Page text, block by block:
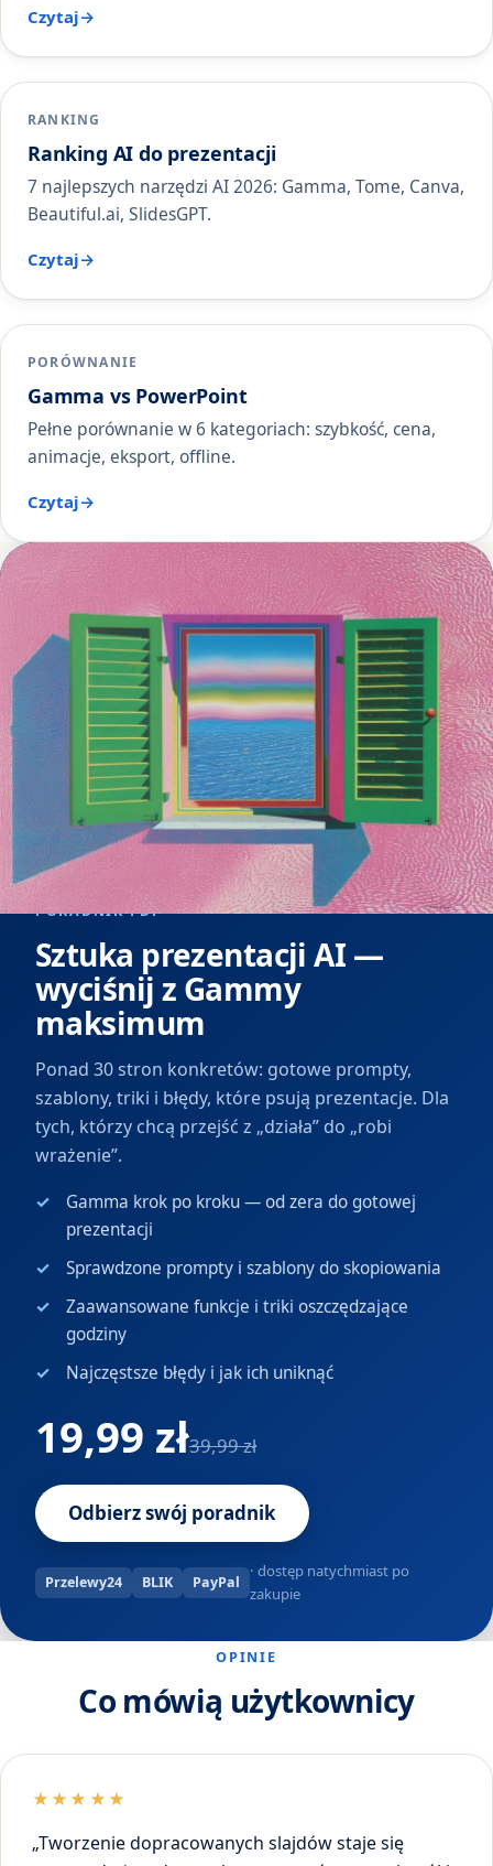
Czytaj
RANKING
Ranking AI do prezentacji
7 najlepszych narzędzi AI 2026: Gamma, Tome, Canva,
Beautiful.ai, SlidesGPT.
Czytaj
PORÓWNANIE
Gamma vs PowerPoint
Pełne porównanie w 6 kategoriach: szybkość, cena,
animacje, eksport, offline.
Czytaj
PORADNIK PDF
Sztuka prezentacji AI —
wyciśnij z Gammy
maksimum
Ponad 30 stron konkretów: gotowe prompty,
szablony, triki i błędy, które psują prezentacje. Dla
tych, którzy chcą przejść z „działa” do „robi
wrażenie”.
Gamma krok po kroku — od zera do gotowej
prezentacji
Sprawdzone prompty i szablony do skopiowania
Zaawansowane funkcje i triki oszczędzające
godziny
Najczęstsze błędy i jak ich uniknąć
19,99 zł39,99 zł
Odbierz swój poradnik
Przelewy24 BLIK PayPal
· dostęp natychmiast po
zakupie
OPINIE
Co mówią użytkownicy
★★★★★
„Tworzenie dopracowanych slajdów staje się